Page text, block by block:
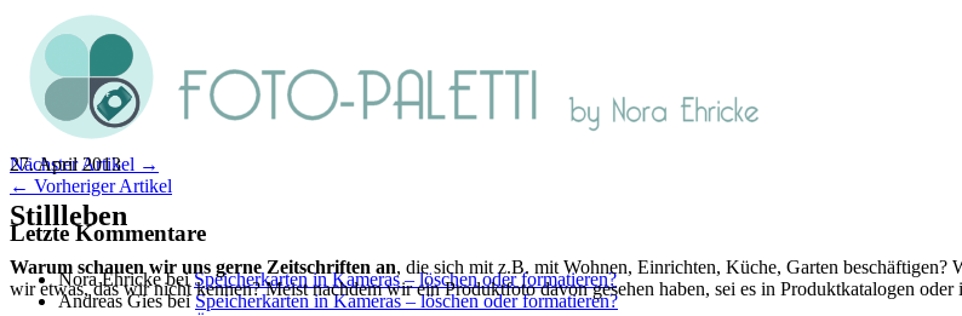
27. April 2013
Stillleben
Warum schauen wir uns gerne Zeitschriften an, die sich mit z.B. mit Wohnen, Einrichten, Küche, Garten
wir etwas, das wir nicht kennen? Meist nachdem wir ein Produktfoto davon gesehen haben, sei es in Produktkatalogen oder
Nächster Artikel →
← Vorheriger Artikel
Letzte Kommentare
Nora EhrickebeiSpeicherkarten in Kameras – löschen oder formatieren?
Andreas GiesbeiSpeicherkarten in Kameras – löschen oder formatieren?